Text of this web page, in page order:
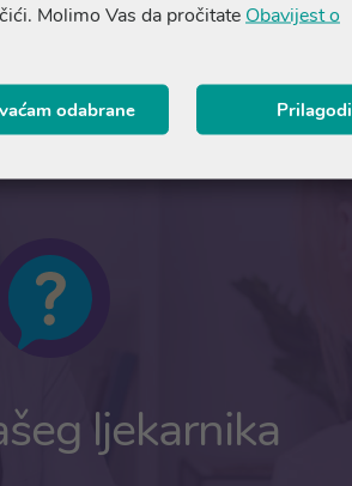
ljekarnika
Molimo Vas da pročitate Obavijest o
odabrane Prilagodi